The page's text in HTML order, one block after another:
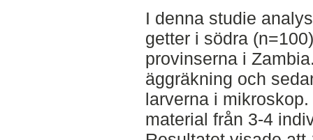
I denna studie
getter i södra
provinserna i
äggräkning och
larverna i
material från 3-4